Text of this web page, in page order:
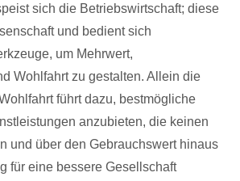
sich die Betriebswirtschaft; diese
und bedient sich
um Mehrwert,
Wohlfahrt zu gestalten. Allein die
führt dazu, bestmögliche
anzubieten, die keinen
und über den Gebrauchswert hinaus
für eine bessere Gesellschaft